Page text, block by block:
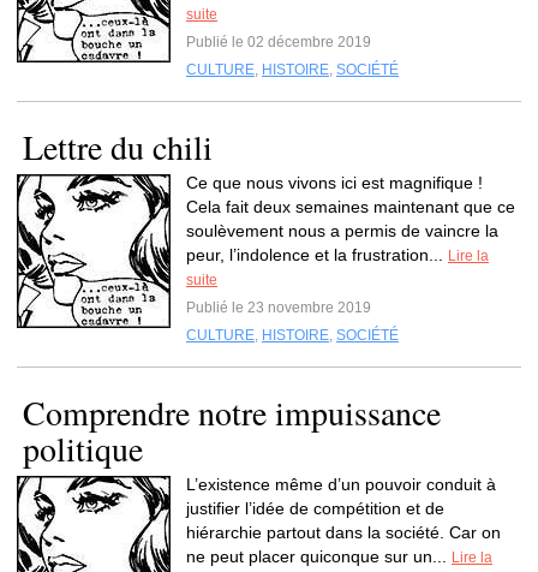
suite
Publié le 02 décembre 2019
CULTURE, HISTOIRE, SOCIÉTÉ
Lettre du chili
Ce que nous vivons ici est magnifique !
Cela fait deux semaines maintenant que ce
soulèvement nous a permis de vaincre la
peur, l’indolence et la frustration...
Lire la
suite
Publié le 23 novembre 2019
CULTURE, HISTOIRE, SOCIÉTÉ
Comprendre notre impuissance
politique
L’existence même d’un pouvoir conduit à
justifier l’idée de compétition et de
hiérarchie partout dans la société. Car on
ne peut placer quiconque sur un...
Lire la